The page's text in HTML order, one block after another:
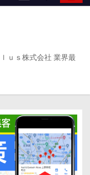
ｕｓ株式会社 業界最